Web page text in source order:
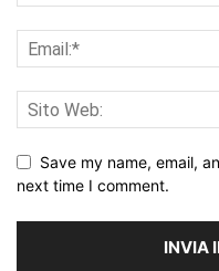
Save my name, email,
next time I comment.